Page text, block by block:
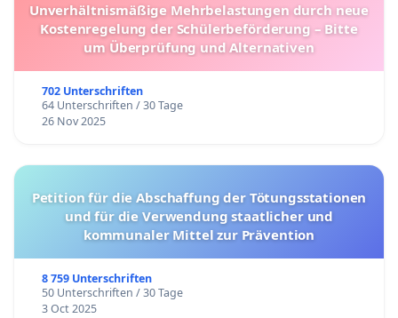
Unverhältnismäßige Mehrbelastungen durch neue
Kostenregelung der Schülerbeförderung – Bitte
um Überprüfung und Alternativen
702 Unterschriften
64 Unterschriften / 30 Tage
26 Nov 2025
Petition für die Abschaffung der Tötungsstationen
und für die Verwendung staatlicher und
kommunaler Mittel zur Prävention
8 759 Unterschriften
50 Unterschriften / 30 Tage
3 Oct 2025